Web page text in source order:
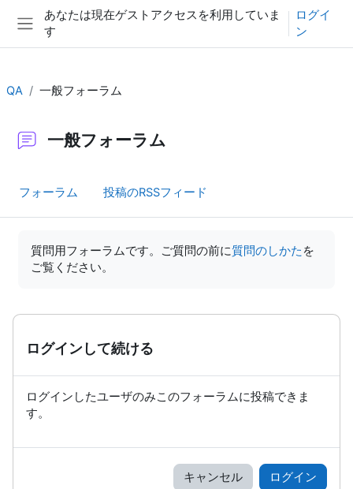
メインコンテンツへスキップする
サイドパネル
あなたは現在ゲストアクセスを利用していま
す
ログイ
ン
QA 一般フォーラム
一般フォーラム
フォーラム 投稿のRSSフィード
質問用フォーラムです。ご質問の前に質問のしかた を
ご覧ください。
ログインして続ける
ログインしたユーザのみこのフォーラムに投稿できま
す。
キャンセル ログイン